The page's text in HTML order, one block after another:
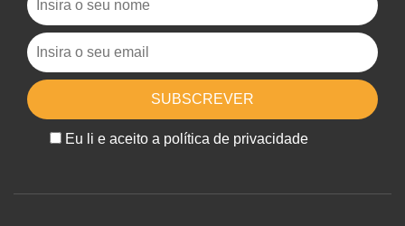
Eu li e aceito a política de privacidade